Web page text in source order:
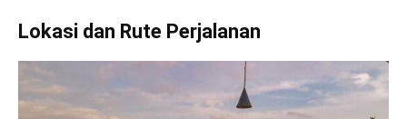
Lokasi dan Rute Perjalanan